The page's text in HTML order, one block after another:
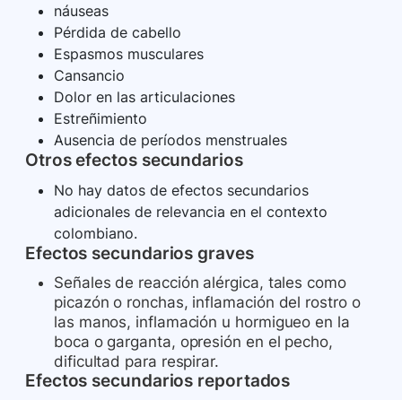
náuseas
Pérdida de cabello
Espasmos musculares
Cansancio
Dolor en las articulaciones
Estreñimiento
Ausencia de períodos menstruales
Otros efectos secundarios
No hay datos de efectos secundarios
adicionales de relevancia en el contexto
colombiano.
Efectos secundarios graves
Señales de reacción alérgica, tales como
picazón o ronchas, inflamación del rostro o
las manos, inflamación u hormigueo en la
boca o garganta, opresión en el pecho,
dificultad para respirar.
Efectos secundarios reportados